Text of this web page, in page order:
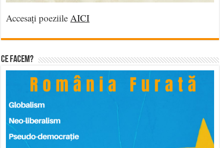
Accesați poeziileAICI
Ce facem?